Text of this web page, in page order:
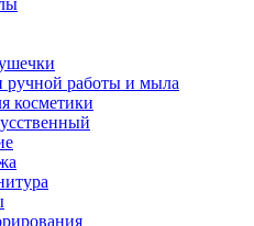
ручной работы и мыла
косметики